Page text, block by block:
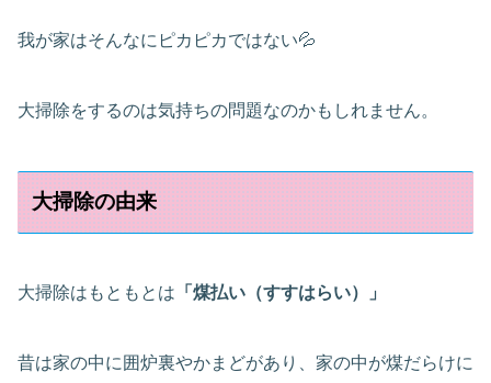
我が家はそんなにピカピカではない💦
大掃除をするのは気持ちの問題なのかもしれません。
大掃除の由来
大掃除はもともとは 「煤払い（すすはらい）」
昔は家の中に囲炉裏やかまどがあり、家の中が煤だらけに